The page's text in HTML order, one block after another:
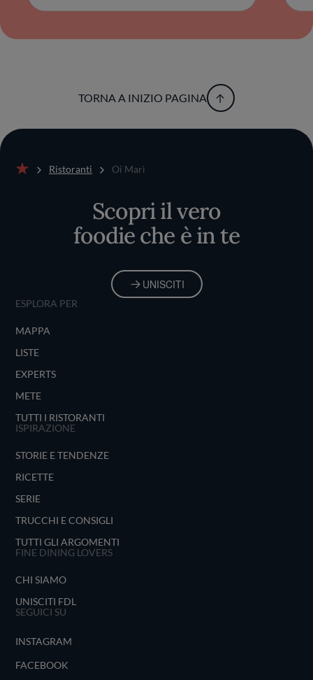
TORNA A INIZIO PAGINA
Ristoranti Oi Marì
Scopri il vero
foodie che è in te
UNISCITI
ESPLORA PER
MAPPA
LISTE
EXPERTS
METE
TUTTI I RISTORANTI
ISPIRAZIONE
STORIE E TENDENZE
RICETTE
SERIE
TRUCCHI E CONSIGLI
TUTTI GLI ARGOMENTI
FINE DINING LOVERS
CHI SIAMO
UNISCITI FDL
SEGUICI SU
INSTAGRAM
FACEBOOK